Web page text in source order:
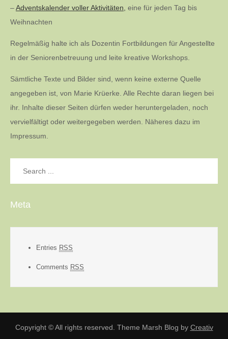
–Adventskalender voller Aktivitäten, eine für jeden Tag bis
Weihnachten
Regelmäßig halte ich als Dozentin Fortbildungen für Angestellte
in der Seniorenbetreuung und leite kreative Workshops.
Sämtliche Texte und Bilder sind, wenn keine externe Quelle
angegeben ist, von Marie Krüerke. Alle Rechte daran liegen bei
ihr. Inhalte dieser Seiten dürfen weder heruntergeladen, noch
vervielfältigt oder weitergegeben werden. Näheres dazu im
Impressum.
Meta
Entries RSS
Comments RSS
Copyright © All rights reserved. Theme Marsh Blog by Creativ